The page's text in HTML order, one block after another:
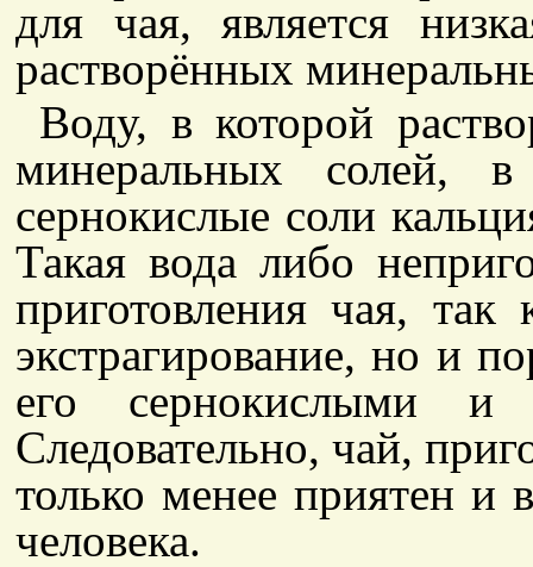
для чая, является
растворённых
Воду, в которой
минеральных солей,
сернокислые соли
Такая вода либо
приготовления чая, так
экстрагирование, но и
его сернокислыми и
Следовательно, чай,
только менее приятен и
человека.